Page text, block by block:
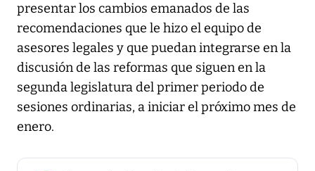
presentar los cambios emanados de las
recomendaciones que le hizo el equipo de
asesores legales y que puedan integrarse en la
discusión de las reformas que siguen en la
segunda legislatura del primer periodo de
sesiones ordinarias, a iniciar el próximo mes de
enero.